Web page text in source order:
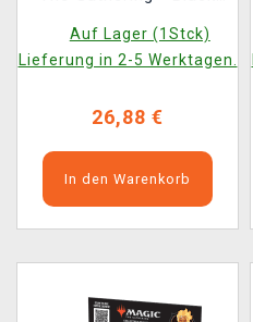
Auf Lager (1Stck)
Lieferung in 2-5 Werktagen.
26,88 €
In den Warenkorb